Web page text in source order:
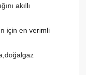
akıllı
için en verimli